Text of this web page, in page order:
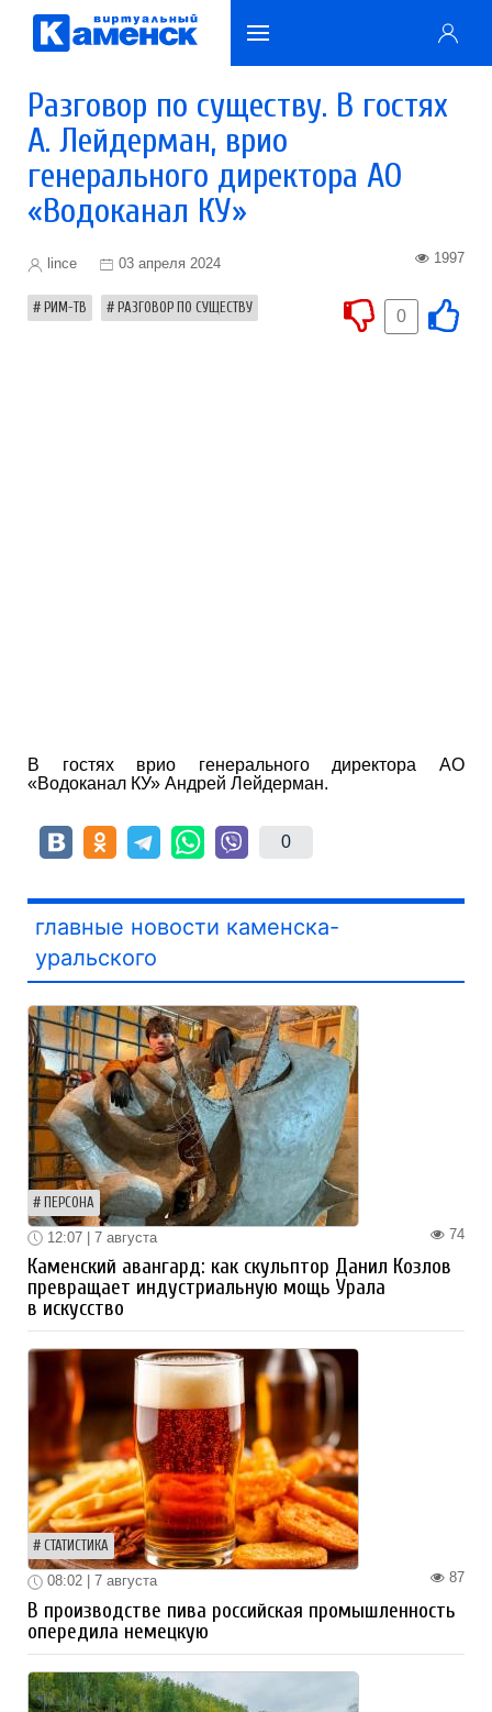
Разговор по существу. В гостях
А. Лейдерман, врио
генерального директора АО
«Водоканал КУ»
lince 03 апреля 2024 1997
РИМ-ТВ РАЗГОВОР ПО СУЩЕСТВУ 0
В гостях врио генерального директора АО
«Водоканал КУ» Андрей Лейдерман.
0
главные новости каменска-
уральского
ПЕРСОНА
74
12:07 | 7 августа
Каменский авангард: как скульптор Данил Козлов
превращает индустриальную мощь Урала
в искусство
СТАТИСТИКА
87
08:02 | 7 августа
В производстве пива российская промышленность
опередила немецкую